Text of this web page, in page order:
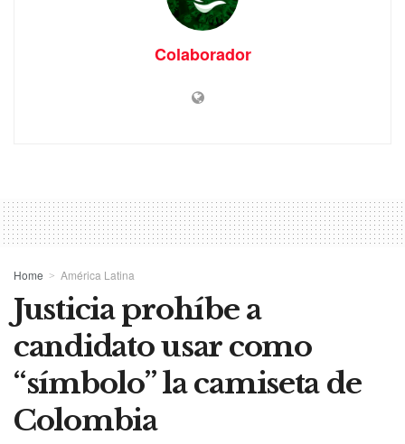
Colaborador
Home América Latina
Justicia prohíbe a
candidato usar como
“símbolo” la camiseta de
Colombia